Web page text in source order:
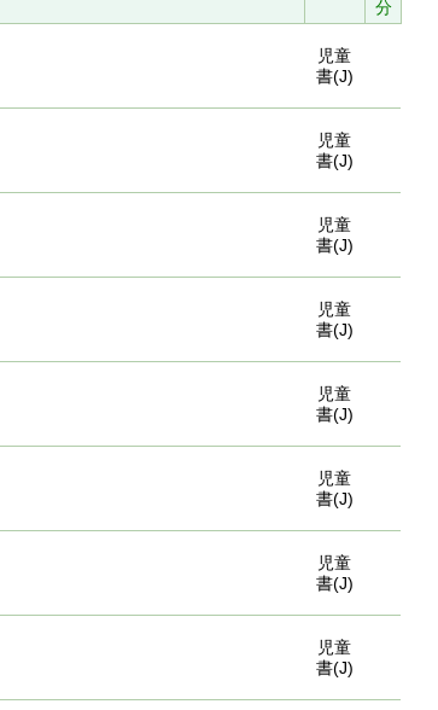
分
児童
書(J)
児童
書(J)
児童
書(J)
児童
書(J)
児童
書(J)
児童
書(J)
児童
書(J)
児童
書(J)